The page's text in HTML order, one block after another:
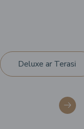
Deluxe ar Terasi